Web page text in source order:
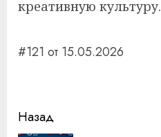
креативную культуру.
#121 от 15.05.2026
Навигация
Назад